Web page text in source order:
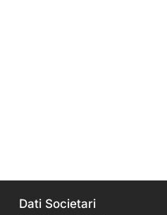
Dati Societari